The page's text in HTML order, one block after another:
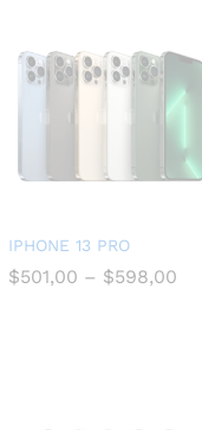
IPHONE 13 PRO
$501,00 – $598,00